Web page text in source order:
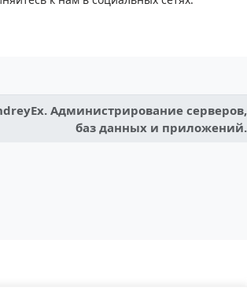
Администрирование серверов,
баз данных и приложений.